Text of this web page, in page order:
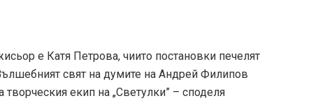
е Катя Петрова, чиито постановки печелят
свят на думите на Андрей Филипов
екип на „Светулки” – споделя